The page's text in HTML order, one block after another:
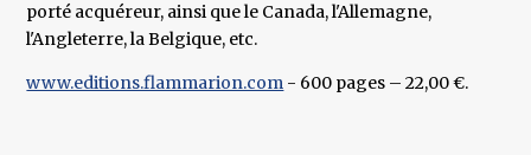
porté acquéreur, ainsi que le Canada, l'Allemagne,
l'Angleterre, la Belgique, etc.
www.editions.flammarion.com - 600 pages – 22,00 €.